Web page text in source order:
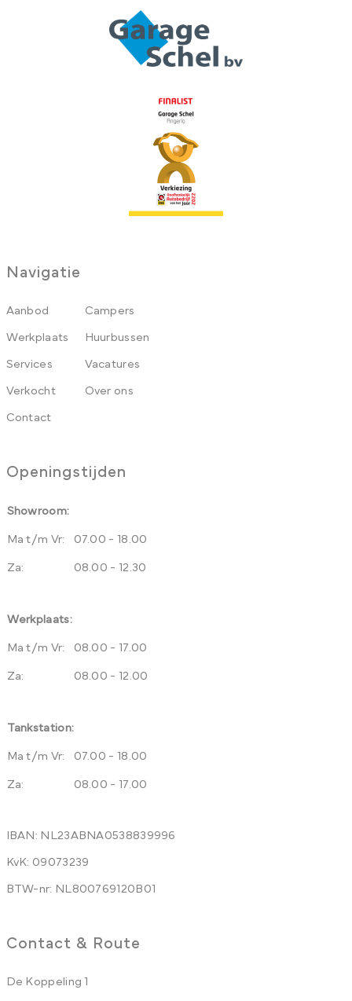
Navigatie
Aanbod Campers
Werkplaats Huurbussen
Services Vacatures
Verkocht Over ons
Contact
Openingstijden
Showroom:
Ma t/m Vr: 07.00 - 18.00
Za: 08.00 - 12.30
Werkplaats:
Ma t/m Vr: 08.00 - 17.00
Za: 08.00 - 12.00
Tankstation:
Ma t/m Vr: 07.00 - 18.00
Za: 08.00 - 17.00
IBAN: NL23ABNA0538839996
KvK: 09073239
BTW-nr: NL800769120B01
Contact & Route
De Koppeling 1